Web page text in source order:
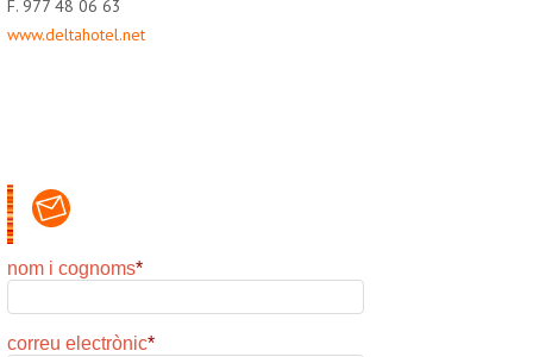
F. 977 48 06 63
www.deltahotel.net
nom i cognoms*
correu electrònic*